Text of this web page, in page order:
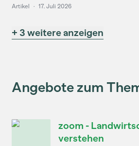
Artikel · 17. Juli 2026
+ 3 weitere anzeigen
Angebote zum
zoom -
verstehen